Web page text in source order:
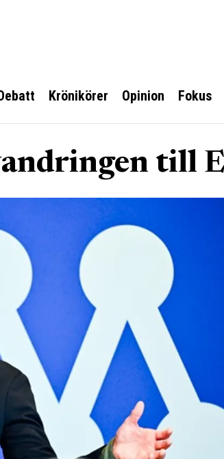
Krönikörer Opinion Fokus
till